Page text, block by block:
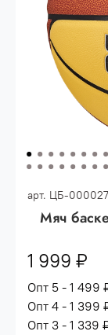
Опт 1 (38%)
арт. ЦБ-
Мяч
1 999 ₽
Опт 5 - 1 499
Опт 4 - 1 399
Опт 3 - 1 339